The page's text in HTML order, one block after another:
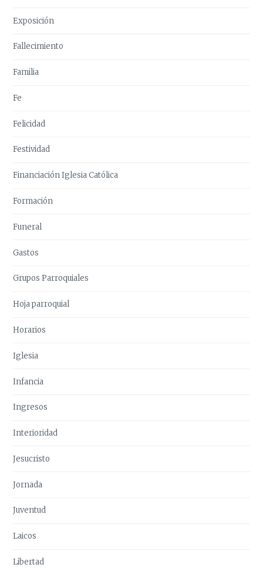
Exposición
Fallecimiento
Familia
Fe
Felicidad
Festividad
Financiación Iglesia Católica
Formación
Funeral
Gastos
Grupos Parroquiales
Hoja parroquial
Horarios
Iglesia
Infancia
Ingresos
Interioridad
Jesucristo
Jornada
Juventud
Laicos
Libertad